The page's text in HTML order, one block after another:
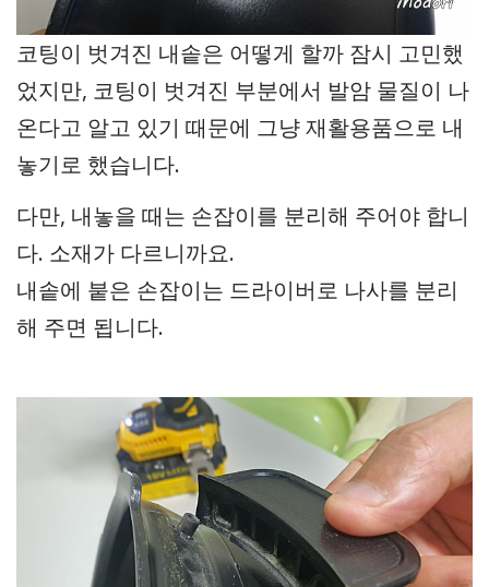
코팅이 벗겨진 내솥은 어떻게 할까 잠시 고민했
었지만, 코팅이 벗겨진 부분에서 발암 물질이 나
온다고 알고 있기 때문에 그냥 재활용품으로 내
놓기로 했습니다.
다만, 내놓을 때는 손잡이를 분리해 주어야 합니
다. 소재가 다르니까요.
내솥에 붙은 손잡이는 드라이버로 나사를 분리
해 주면 됩니다.